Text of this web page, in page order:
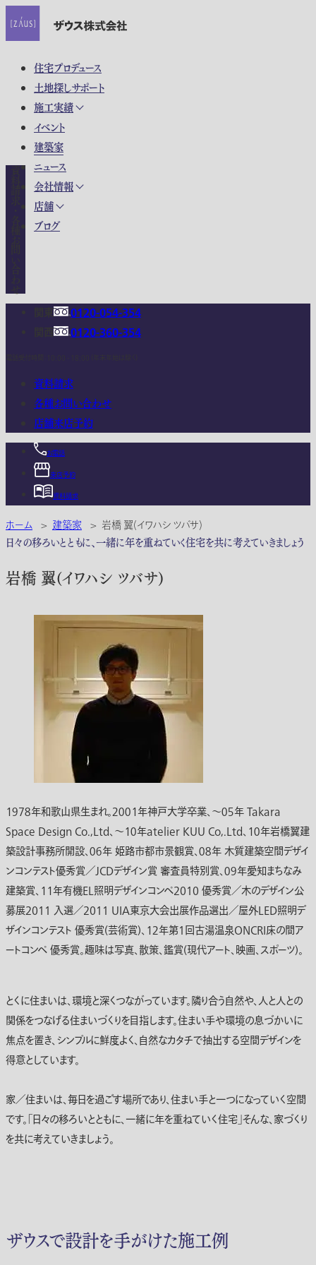
住宅プロデュース
土地探しサポート
施工実績
イベント
建築家
ニュース
会社情報
店舗
ブログ
0120-054-354
0120-360-354
資料請求
各種お問い合わせ
店舗来店予約
お電話
来店予約
資料請求
ホーム > 建築家 > 岩橋 翼(イワハシ ツバサ)
日々の移ろいとともに、一緒に年を重ねていく住宅を共に考えていきましょう
岩橋 翼(イワハシ ツバサ)
１９７８年和歌山県生まれ。２００１年神戸大学卒業、～０５年 Takara
Space Design Co.,Ltd、～１０年atelier KUU Co,.Ltd、１０年岩橋翼建
築設計事務所開設、０６年 姫路市都市景観賞、０８年 木質建築空間デザイ
ンコンテスト優秀賞／JCDデザイン賞 審査員特別賞、０９年愛知まちなみ
建築賞、１１年有機EL照明デザインコンペ2010 優秀賞／木のデザイン公
募展2011 入選／2011 UIA東京大会出展作品選出／屋外LED照明デ
ザインコンテスト 優秀賞(芸術賞)、１２年第1回古湯温泉ONCRI床の間ア
ートコンペ 優秀賞。趣味は写真、散策、鑑賞(現代アート、映画、スポーツ)。
とくに住まいは、環境と深くつながっています。隣り合う自然や、人と人との
関係をつなげる住まいづくりを目指します。住まい手や環境の息づかいに
焦点を置き、シンプルに鮮度よく、自然なカタチで抽出する空間デザインを
得意としています。
家／住まいは、毎日を過ごす場所であり、住まい手と一つになっていく空間
です。「日々の移ろいとともに、一緒に年を重ねていく住宅」そんな、家づくり
を共に考えていきましょう。
ザウスで設計を手がけた施工例